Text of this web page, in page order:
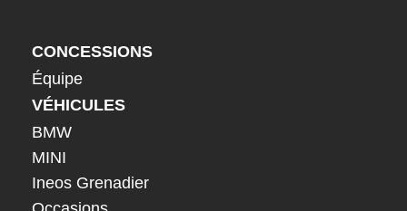
CONCESSIONS
Équipe
VÉHICULES
BMW
MINI
Ineos Grenadier